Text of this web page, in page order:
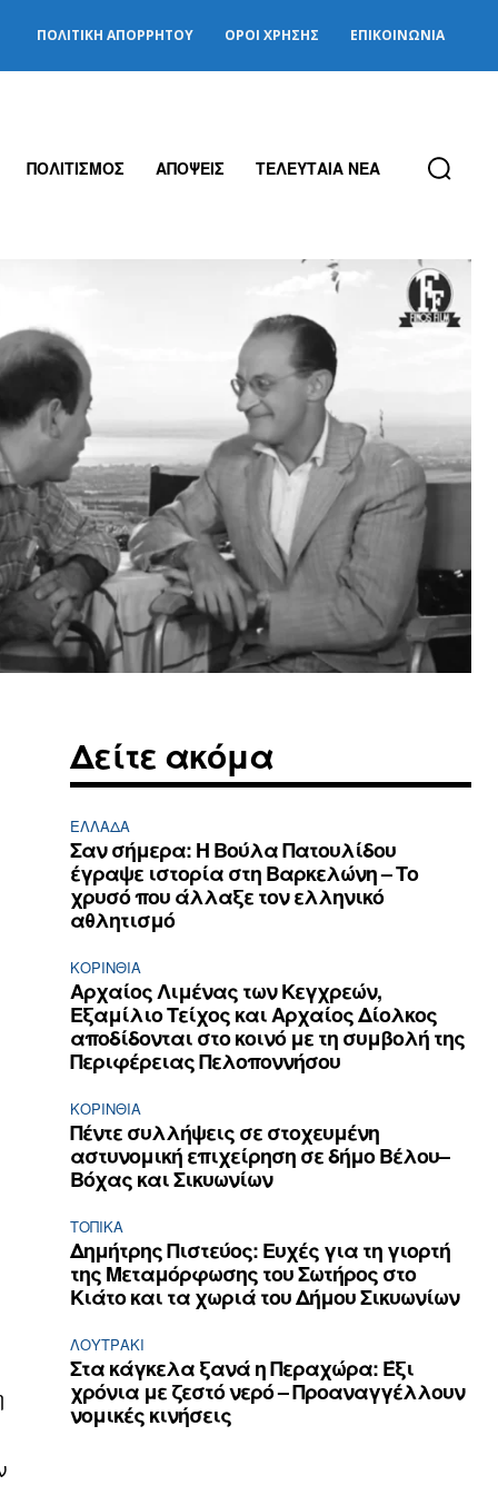
ΠΟΛΙΤΙΚΉ ΑΠΟΡΡΉΤΟΥ ΌΡΟΙ ΧΡΉΣΗΣ ΕΠΙΚΟΙΝΩΝΊΑ
ΠΟΛΙΤΙΣΜΟΣ ΑΠΟΨΕΙΣ ΤΕΛΕΥΤΑΙΑ ΝΕΑ
Δείτε ακόμα
ΕΛΛΆΔΑ
Σαν σήμερα: Η Βούλα Πατουλίδου
έγραψε ιστορία στη Βαρκελώνη – Το
χρυσό που άλλαξε τον ελληνικό
αθλητισμό
ΚΟΡΙΝΘΊΑ
Αρχαίος Λιμένας των Κεγχρεών,
Εξαμίλιο Τείχος και Aρχαίος Δίολκος
αποδίδονται στο κοινό με τη συμβολή της
Περιφέρειας Πελοποννήσου
ΚΟΡΙΝΘΊΑ
Πέντε συλλήψεις σε στοχευμένη
αστυνομική επιχείρηση σε δήμο Βέλου–
Βόχας και Σικυωνίων
ΤΟΠΙΚΑ
Δημήτρης Πιστεύος: Ευχές για τη γιορτή
της Μεταμόρφωσης του Σωτήρος στο
Κιάτο και τα χωριά του Δήμου Σικυωνίων
ΛΟΥΤΡΆΚΙ
Στα κάγκελα ξανά η Περαχώρα: Έξι
χρόνια με ζεστό νερό – Προαναγγέλλουν
νομικές κινήσεις